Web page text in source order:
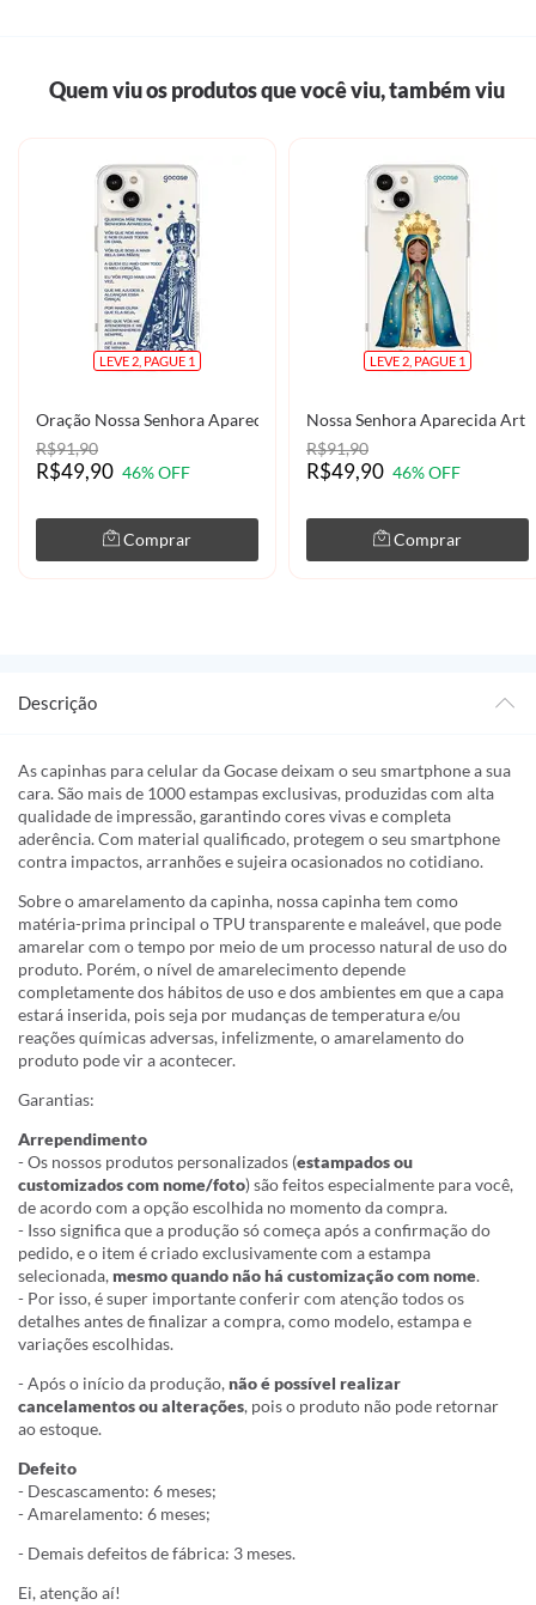
Quem viu os produtos que você viu, também viu
LEVE 2, PAGUE 1
Oração Nossa Senhora Aparecida
R$91,90
R$49,90 46% OFF
Comprar
LEVE 2, PAGUE 1
Nossa Senhora Aparecida Art
R$91,90
R$49,90 46% OFF
Comprar
Descrição
As capinhas para celular da Gocase deixam o seu smartphone a sua
cara. São mais de 1000 estampas exclusivas, produzidas com alta
qualidade de impressão, garantindo cores vivas e completa
aderência. Com material qualificado, protegem o seu smartphone
contra impactos, arranhões e sujeira ocasionados no cotidiano.
Sobre o amarelamento da capinha, nossa capinha tem como
matéria-prima principal o TPU transparente e maleável, que pode
amarelar com o tempo por meio de um processo natural de uso do
produto. Porém, o nível de amarelecimento depende
completamente dos hábitos de uso e dos ambientes em que a capa
estará inserida, pois seja por mudanças de temperatura e/ou
reações químicas adversas, infelizmente, o amarelamento do
produto pode vir a acontecer.
Garantias:
Arrependimento
- Os nossos produtos personalizados (estampados ou
customizados com nome/foto) são feitos especialmente para você,
de acordo com a opção escolhida no momento da compra.
- Isso significa que a produção só começa após a confirmação do
pedido, e o item é criado exclusivamente com a estampa
selecionada,mesmo quando não há customização com nome.
- Por isso, é super importante conferir com atenção todos os
detalhes antes de finalizar a compra, como modelo, estampa e
variações escolhidas.
- Após o início da produção,não é possível realizar
cancelamentos ou alterações, pois o produto não pode retornar
ao estoque.
Defeito
- Descascamento: 6 meses;
- Amarelamento: 6 meses;
- Demais defeitos de fábrica: 3 meses.
Ei, atenção aí!